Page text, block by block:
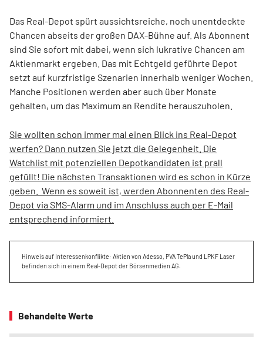
Das Real-Depot spürt aussichtsreiche, noch unentdeckte
Chancen abseits der großen DAX-Bühne auf. Als Abonnent
sind Sie sofort mit dabei, wenn sich lukrative Chancen am
Aktienmarkt ergeben. Das mit Echtgeld geführte Depot
setzt auf kurzfristige Szenarien innerhalb weniger Wochen.
Manche Positionen werden aber auch über Monate
gehalten, um das Maximum an Rendite herauszuholen.
Sie wollten schon immer mal einen Blick ins Real-Depot
werfen? Dann nutzen Sie jetzt die Gelegenheit. Die
Watchlist mit potenziellen Depotkandidaten ist prall
gefüllt! Die nächsten Transaktionen wird es schon in Kürze
geben. Wenn es soweit ist, werden Abonnenten des Real-
Depot via SMS-Alarm und im Anschluss auch per E-Mail
entsprechend informiert.
Hinweis auf Interessenkonflikte: Aktien von Adesso, PVA TePla und LPKF Laser
befinden sich in einem Real-Depot der Börsenmedien AG.
Behandelte Werte